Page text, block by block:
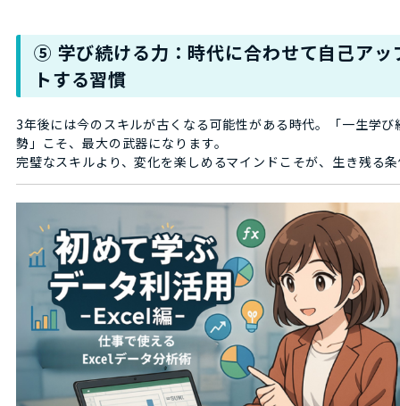
⑤ 学び続ける力：時代に合わせて自己アッ
トする習慣
3年後には今のスキルが古くなる可能性がある時代。「一生学び
勢」こそ、最大の武器になります。
完璧なスキルより、変化を楽しめるマインドこそが、生き残る